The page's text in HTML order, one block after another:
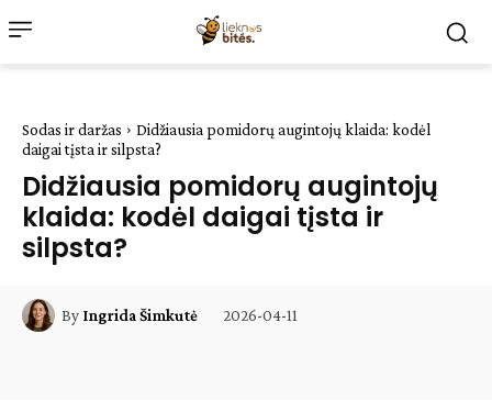
Sodas ir daržas
Didžiausia pomidorų augintojų klaida: kodėl
daigai tįsta ir silpsta?
Didžiausia pomidorų augintojų
klaida: kodėl daigai tįsta ir
silpsta?
By Ingrida Šimkutė 2026-04-11